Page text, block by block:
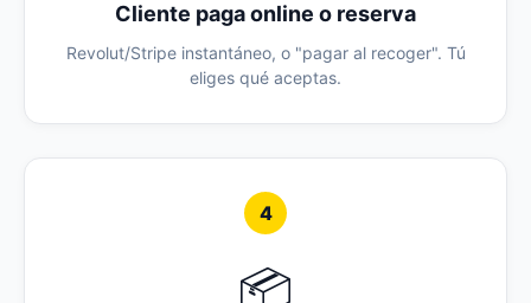
Cliente paga online o reserva
Revolut/Stripe instantáneo, o "pagar al recoger". Tú
eliges qué aceptas.
4
📦